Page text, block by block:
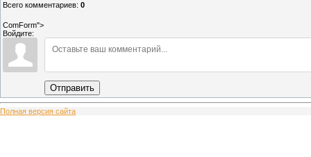
Всего комментариев: 0
ComForm">
Войдите:
Отправить
Полная версия сайта